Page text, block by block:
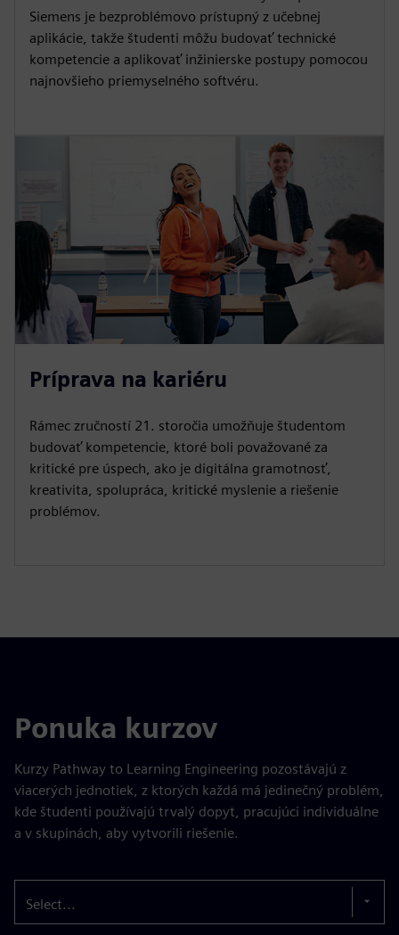
Siemens je bezproblémovo prístupný z učebnej
aplikácie, takže študenti môžu budovať technické
kompetencie a aplikovať inžinierske postupy pomocou
najnovšieho priemyselného softvéru.
Príprava na kariéru
Rámec zručností 21. storočia umožňuje študentom
budovať kompetencie, ktoré boli považované za
kritické pre úspech, ako je digitálna gramotnosť,
kreativita, spolupráca, kritické myslenie a riešenie
problémov.
Ponuka kurzov
Kurzy Pathway to Learning Engineering pozostávajú z
viacerých jednotiek, z ktorých každá má jedinečný problém,
kde študenti používajú trvalý dopyt, pracujúci individuálne
a v skupinách, aby vytvorili riešenie.
Select...